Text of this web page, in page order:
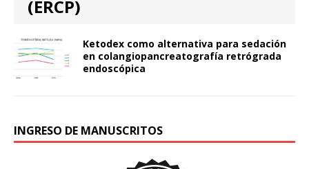
(ERCP)
Ketodex como alternativa para sedación
en colangiopancreatografía retrógrada
endoscópica
INGRESO DE MANUSCRITOS